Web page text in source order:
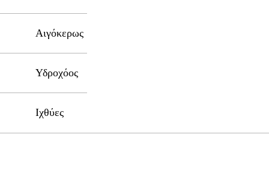
Αιγόκερως
Υδροχόος
Ιχθύες